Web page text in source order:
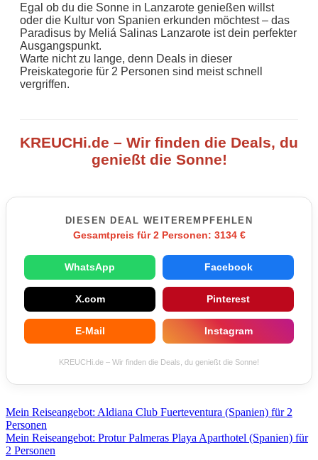
Egal ob du die Sonne in Lanzarote genießen willst
oder die Kultur von Spanien erkunden möchtest – das
Paradisus by Meliá Salinas Lanzarote ist dein perfekter
Ausgangspunkt.
Warte nicht zu lange, denn Deals in dieser
Preiskategorie für 2 Personen sind meist schnell
vergriffen.
KREUCHi.de – Wir finden die Deals, du
genießt die Sonne!
DIESEN DEAL WEITEREMPFEHLEN
Gesamtpreis für 2 Personen: 3134 €
WhatsApp Facebook
X.com Pinterest
E-Mail Instagram
KREUCHi.de – Wir finden die Deals, du genießt die Sonne!
Beitragsnavigation
Mein Reiseangebot: Aldiana Club Fuerteventura (Spanien) für 2
Personen
Mein Reiseangebot: Protur Palmeras Playa Aparthotel (Spanien) für
2 Personen